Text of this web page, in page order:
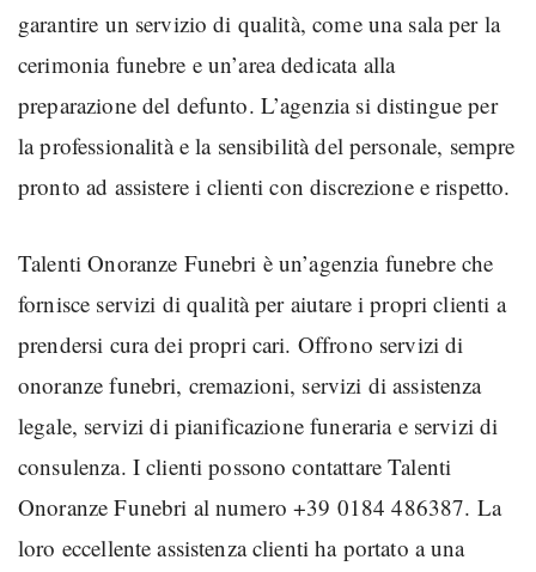
garantire un servizio di qualità, come una sala per la
cerimonia funebre e un’area dedicata alla
preparazione del defunto. L’agenzia si distingue per
la professionalità e la sensibilità del personale, sempre
pronto ad assistere i clienti con discrezione e rispetto.
Talenti Onoranze Funebri è un’agenzia funebre che
fornisce servizi di qualità per aiutare i propri clienti a
prendersi cura dei propri cari. Offrono servizi di
onoranze funebri, cremazioni, servizi di assistenza
legale, servizi di pianificazione funeraria e servizi di
consulenza. I clienti possono contattare Talenti
Onoranze Funebri al numero +39 0184 486387. La
loro eccellente assistenza clienti ha portato a una